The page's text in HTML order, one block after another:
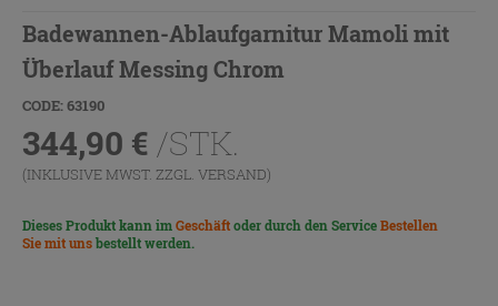
Badewannen-Ablaufgarnitur Mamoli mit
Überlauf Messing Chrom
CODE: 63190
344,90 € /STK.
(INKLUSIVE MWST. ZZGL. VERSAND)
Dieses Produkt kann imGeschäftoder durch den ServiceBestellen
Sie mit unsbestellt werden.